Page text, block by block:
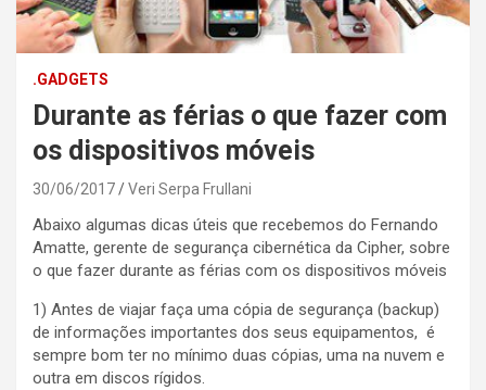
.GADGETS
Durante as férias o que fazer com
os dispositivos móveis
30/06/2017 Veri Serpa Frullani
Abaixo algumas dicas úteis que recebemos do Fernando
Amatte, gerente de segurança cibernética da Cipher, sobre
o que fazer durante as férias com os dispositivos móveis
1) Antes de viajar faça uma cópia de segurança (backup)
de informações importantes dos seus equipamentos, é
sempre bom ter no mínimo duas cópias, uma na nuvem e
outra em discos rígidos.